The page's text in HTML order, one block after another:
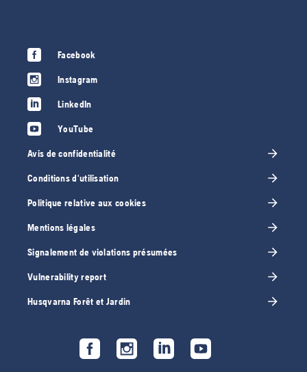
Facebook
Instagram
LinkedIn
YouTube
Avis de confidentialité
Conditions d'utilisation
Politique relative aux cookies
Mentions légales
Signalement de violations présumées
Vulnerability report
Husqvarna Forêt et Jardin